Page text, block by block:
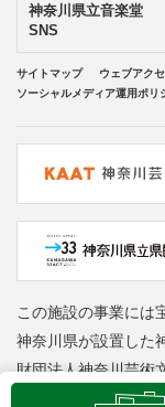
神奈川県立音楽堂
SNS
サイトマップ ウェブアク
ソーシャルメディア運用ポリ
この施設の事業には
神奈川県が設置した
財団法人神奈川芸術